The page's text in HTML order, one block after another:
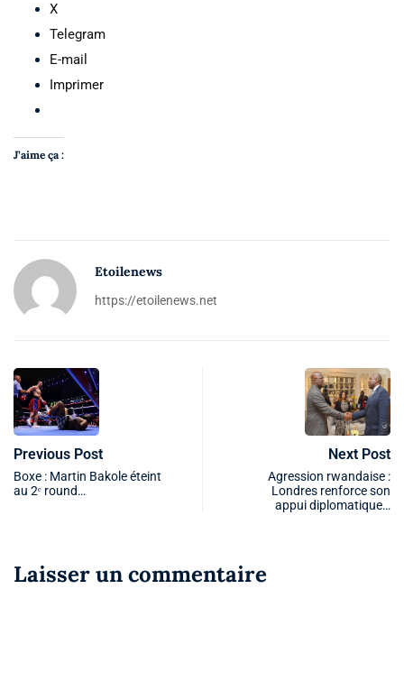
X
Telegram
E-mail
Imprimer
J’aime ça :
Etoilenews
https://etoilenews.net
Previous Post
Boxe : Martin Bakole éteint
au 2ᵉ round…
Next Post
Agression rwandaise :
Londres renforce son
appui diplomatique…
Laisser un commentaire